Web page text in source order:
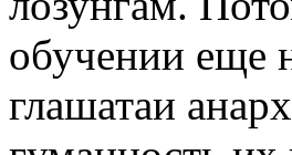
обучении еще
глашатаи